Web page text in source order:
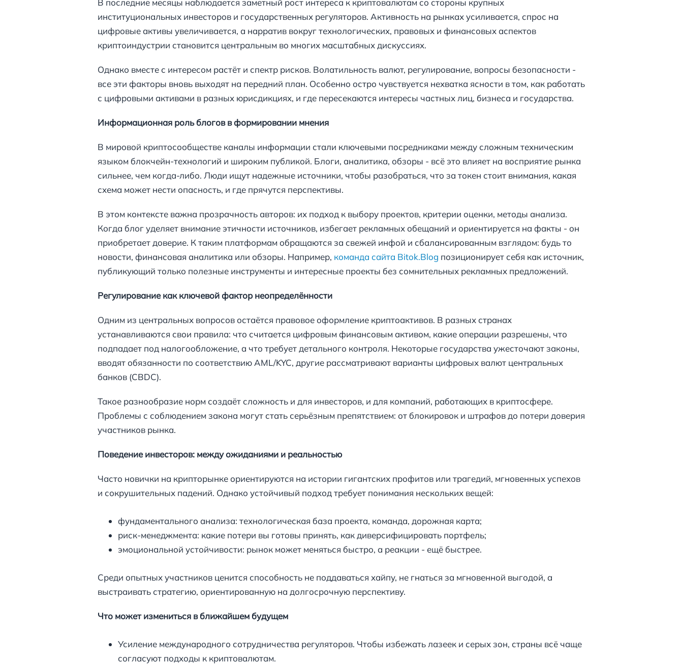
В последние месяцы наблюдается заметный рост интереса к криптовалютам со стороны крупных
институциональных инвесторов и государственных регуляторов. Активность на рынках усиливается, спрос на
цифровые активы увеличивается, а нарратив вокруг технологических, правовых и финансовых аспектов
криптоиндустрии становится центральным во многих масштабных дискуссиях.
Однако вместе с интересом растёт и спектр рисков. Волатильность валют, регулирование, вопросы безопасности -
все эти факторы вновь выходят на передний план. Особенно остро чувствуется нехватка ясности в том, как работать
с цифровыми активами в разных юрисдикциях, и где пересекаются интересы частных лиц, бизнеса и государства.
Информационная роль блогов в формировании мнения
В мировой криптосообществе каналы информации стали ключевыми посредниками между сложным техническим
языком блокчейн-технологий и широким публикой. Блоги, аналитика, обзоры - всё это влияет на восприятие рынка
сильнее, чем когда-либо. Люди ищут надежные источники, чтобы разобраться, что за токен стоит внимания, какая
схема может нести опасность, и где прячутся перспективы.
В этом контексте важна прозрачность авторов: их подход к выбору проектов, критерии оценки, методы анализа.
Когда блог уделяет внимание этичности источников, избегает рекламных обещаний и ориентируется на факты - он
приобретает доверие. К таким платформам обращаются за свежей инфой и сбалансированным взглядом: будь то
новости, финансовая аналитика или обзоры. Например, команда сайта Bitok.Blog позиционирует себя как источник,
публикующий только полезные инструменты и интересные проекты без сомнительных рекламных предложений.
Регулирование как ключевой фактор неопределённости
Одним из центральных вопросов остаётся правовое оформление криптоактивов. В разных странах
устанавливаются свои правила: что считается цифровым финансовым активом, какие операции разрешены, что
подпадает под налогообложение, а что требует детального контроля. Некоторые государства ужесточают законы,
вводят обязанности по соответствию AML/KYC, другие рассматривают варианты цифровых валют центральных
банков (CBDC).
Такое разнообразие норм создаёт сложность и для инвесторов, и для компаний, работающих в криптосфере.
Проблемы с соблюдением закона могут стать серьёзным препятствием: от блокировок и штрафов до потери доверия
участников рынка.
Поведение инвесторов: между ожиданиями и реальностью
Часто новички на крипторынке ориентируются на истории гигантских профитов или трагедий, мгновенных успехов
и сокрушительных падений. Однако устойчивый подход требует понимания нескольких вещей:
фундаментального анализа: технологическая база проекта, команда, дорожная карта;
риск-менеджмента: какие потери вы готовы принять, как диверсифицировать портфель;
эмоциональной устойчивости: рынок может меняться быстро, а реакции - ещё быстрее.
Среди опытных участников ценится способность не поддаваться хайпу, не гнаться за мгновенной выгодой, а
выстраивать стратегию, ориентированную на долгосрочную перспективу.
Что может измениться в ближайшем будущем
Усиление международного сотрудничества регуляторов. Чтобы избежать лазеек и серых зон, страны всё чаще
согласуют подходы к криптовалютам.